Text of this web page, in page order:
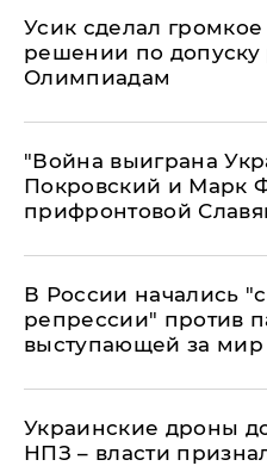
Усик сделал
решении по допуску
Олимпиадам
"Война выиграна
Покровский и Марк
прифронтовой
В России начались
репрессии" против
выступающей за мир
Украинские дроны
НПЗ – власти